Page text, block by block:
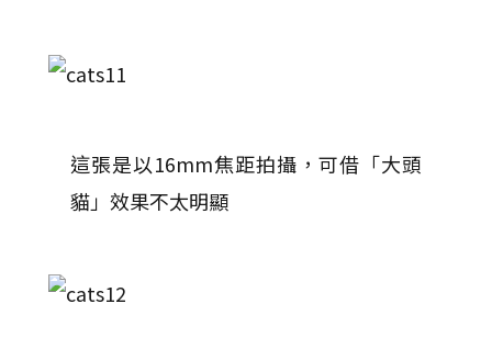
這張是以16mm焦距拍攝，可借「大頭
貓」效果不太明顯